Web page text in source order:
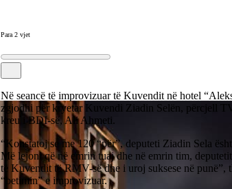
Para 2 vjet
Në seancë të improvizuar të Kuvendit në hotel
zgjodhi për kryetar Kuvendi Ziadin Selën, përcjell
kreu i BDI-së, Ali Ahmeti.
“Konstatoj se me 120 “për”, deputeti Ziadin Sela
Më lejoni që në emrin tuaj dhe në emrin tim,
të Kuvendit të RMV-së dhe i uroj suksese në punë”,
“betimin” e improvizuar.